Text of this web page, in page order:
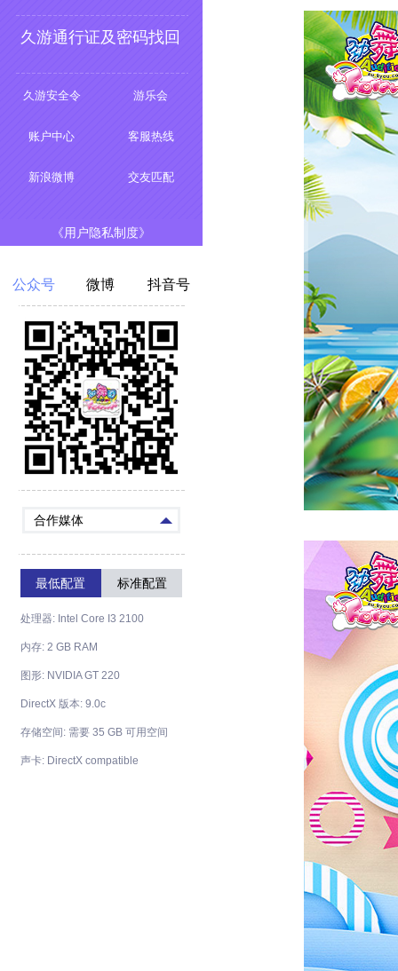
久游通行证及密码找回
久游安全令 游乐会
账户中心 客服热线
新浪微博 交友匹配
《用户隐私制度》
公众号 微博 抖音号
合作媒体
最低配置
处理器: Intel Core I3 2100
内存: 2 GB RAM
图形: NVIDIA GT 220
DirectX 版本: 9.0c
存储空间: 需要 35 GB 可用空间
声卡: DirectX compatible
标准配置